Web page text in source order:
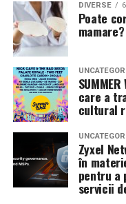
DIVERSE
Poate
mamare?
care a
cultural
Zyxel
în
pentru a
servicii